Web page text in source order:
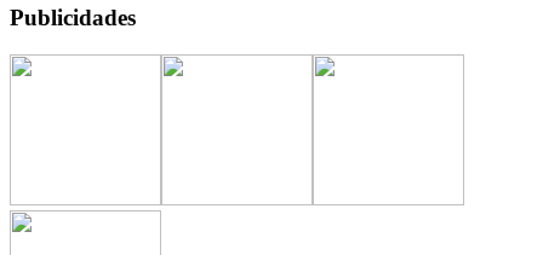
Publicidades